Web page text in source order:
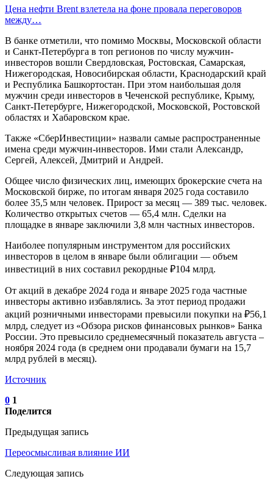
Цена нефти Brent взлетела на фоне провала переговоров
между…
В банке отметили, что помимо Москвы, Московской области
и Санкт-Петербурга в топ регионов по числу мужчин-
инвесторов вошли Свердловская, Ростовская, Самарская,
Нижегородская, Новосибирская области, Краснодарский край
и Республика Башкортостан. При этом наибольшая доля
мужчин среди инвесторов в Чеченской республике, Крыму,
Санкт-Петербурге, Нижегородской, Московской, Ростовской
областях и Хабаровском крае.
Также «СберИнвестиции» назвали самые распространенные
имена среди мужчин-инвесторов. Ими стали Александр,
Сергей, Алексей, Дмитрий и Андрей.
Общее число физических лиц, имеющих брокерские счета на
Московской бирже, по итогам января 2025 года составило
более 35,5 млн человек. Прирост за месяц — 389 тыс. человек.
Количество открытых счетов — 65,4 млн. Сделки на
площадке в январе заключили 3,8 млн частных инвесторов.
Наиболее популярным инструментом для российских
инвесторов в целом в январе были облигации — объем
инвестиций в них составил рекордные ₽104 млрд.
От акций в декабре 2024 года и январе 2025 года частные
инвесторы активно избавлялись. За этот период продажи
акций розничными инвесторами превысили покупки на ₽56,1
млрд, следует из «Обзора рисков финансовых рынков» Банка
России. Это превысило среднемесячный показатель августа –
ноября 2024 года (в среднем они продавали бумаги на 15,7
млрд рублей в месяц).
Источник
0 1
Поделится
Предыдущая запись
Переосмысливая влияние ИИ
Следующая запись